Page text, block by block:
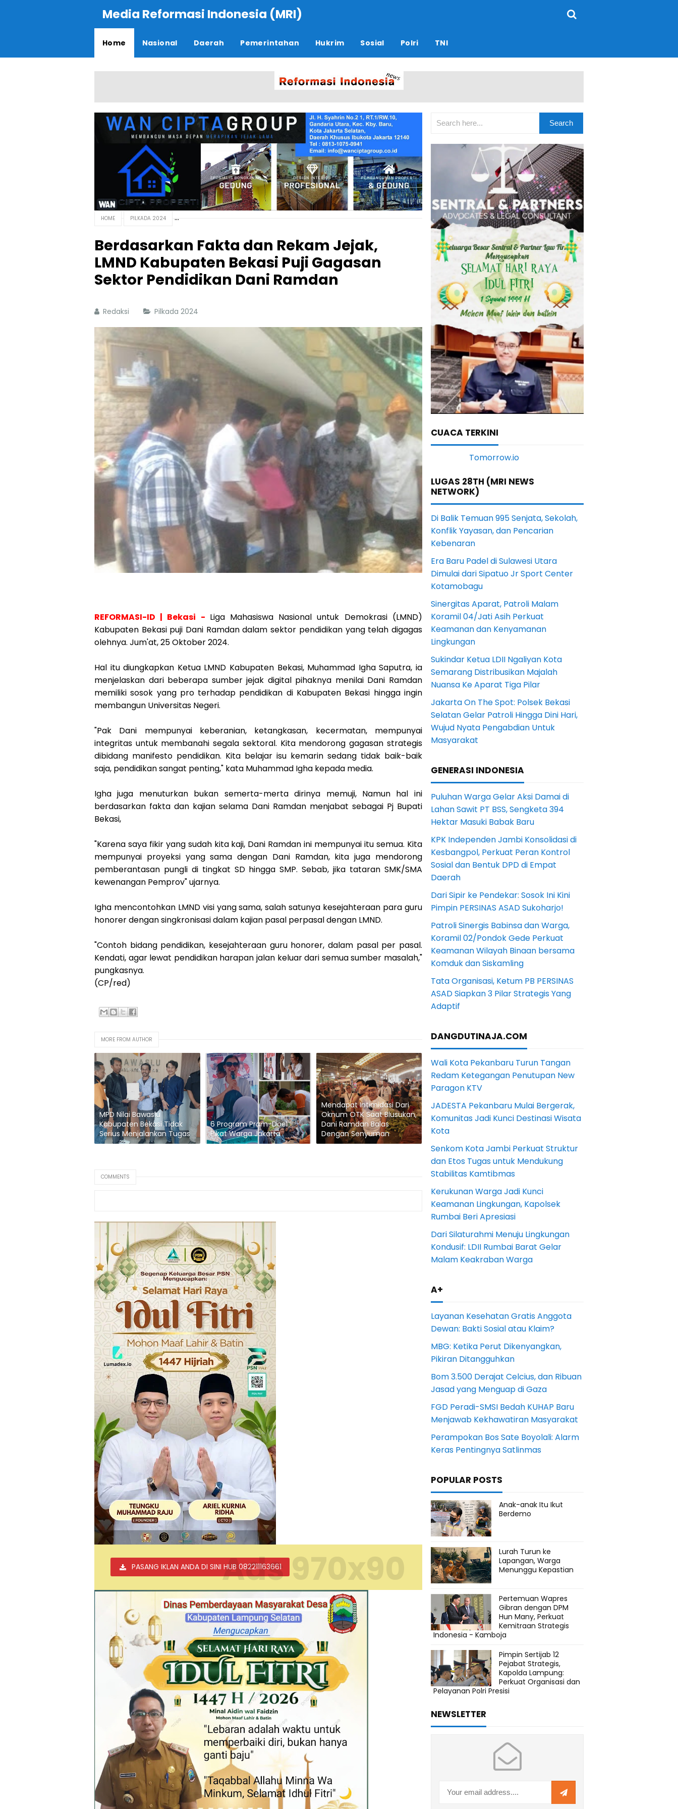
Media Reformasi Indonesia (MRI)
Home Nasional Daerah Pemerintahan Hukrim Sosial Polri TNI
HOME PILKADA 2024
Berdasarkan Fakta dan Rekam Jejak,
LMND Kabupaten Bekasi Puji Gagasan
Sektor Pendidikan Dani Ramdan
Redaksi Pilkada 2024
REFORMASI-ID | Bekasi - Liga Mahasiswa Nasional untuk Demokrasi (LMND)
Kabupaten Bekasi puji Dani Ramdan dalam sektor pendidikan yang telah digagas
olehnya. Jum'at, 25 Oktober 2024.
Hal itu diungkapkan Ketua LMND Kabupaten Bekasi, Muhammad Igha Saputra, ia
menjelaskan dari beberapa sumber jejak digital pihaknya menilai Dani Ramdan
memiliki sosok yang pro terhadap pendidikan di Kabupaten Bekasi hingga ingin
membangun Universitas Negeri.
"Pak Dani mempunyai keberanian, ketangkasan, kecermatan, mempunyai
integritas untuk membanahi segala sektoral. Kita mendorong gagasan strategis
dibidang manifesto pendidikan. Kita belajar isu kemarin sedang tidak baik-baik
saja, pendidikan sangat penting," kata Muhammad Igha kepada media.
Igha juga menuturkan bukan semerta-merta dirinya memuji, Namun hal ini
berdasarkan fakta dan kajian selama Dani Ramdan menjabat sebagai Pj Bupati
Bekasi,
"Karena saya fikir yang sudah kita kaji, Dani Ramdan ini mempunyai itu semua. Kita
mempunyai proyeksi yang sama dengan Dani Ramdan, kita juga mendorong
pemberantasan pungli di tingkat SD hingga SMP. Sebab, jika tataran SMK/SMA
kewenangan Pemprov" ujarnya.
Igha mencontohkan LMND visi yang sama, salah satunya kesejahteraan para guru
honorer dengan singkronisasi dalam kajian pasal perpasal dengan LMND.
"Contoh bidang pendidikan, kesejahteraan guru honorer, dalam pasal per pasal.
Kendati, agar lewat pendidikan harapan jalan keluar dari semua sumber masalah,"
pungkasnya.
(CP/red)
MORE FROM AUTHOR
MPD Nilai Bawaslu
Kabupaten Bekasi Tidak
Serius Menjalankan Tugas
6 Program Pram-Doel
Pikat Warga Jakarta
Mendapat Intimidasi Dari
Oknum OTK Saat Blusukan,
Dani Ramdan Balas
Dengan Senyuman
COMMENTS
PASANG IKLAN ANDA DI SINI HUB 082211163661Ads 970x90
CUACA TERKINI
LUGAS 28TH (MRI NEWS
NETWORK)
Di Balik Temuan 995 Senjata, Sekolah,
Konflik Yayasan, dan Pencarian
Kebenaran
Era Baru Padel di Sulawesi Utara
Dimulai dari Sipatuo Jr Sport Center
Kotamobagu
Sinergitas Aparat, Patroli Malam
Koramil 04/Jati Asih Perkuat
Keamanan dan Kenyamanan
Lingkungan
Sukindar Ketua LDII Ngaliyan Kota
Semarang Distribusikan Majalah
Nuansa Ke Aparat Tiga Pilar
Jakarta On The Spot: Polsek Bekasi
Selatan Gelar Patroli Hingga Dini Hari,
Wujud Nyata Pengabdian Untuk
Masyarakat
GENERASI INDONESIA
Puluhan Warga Gelar Aksi Damai di
Lahan Sawit PT BSS, Sengketa 394
Hektar Masuki Babak Baru
KPK Independen Jambi Konsolidasi di
Kesbangpol, Perkuat Peran Kontrol
Sosial dan Bentuk DPD di Empat
Daerah
Dari Sipir ke Pendekar: Sosok Ini Kini
Pimpin PERSINAS ASAD Sukoharjo!
Patroli Sinergis Babinsa dan Warga,
Koramil 02/Pondok Gede Perkuat
Keamanan Wilayah Binaan bersama
Komduk dan Siskamling
Tata Organisasi, Ketum PB PERSINAS
ASAD Siapkan 3 Pilar Strategis Yang
Adaptif
DANGDUTINAJA.COM
Wali Kota Pekanbaru Turun Tangan
Redam Ketegangan Penutupan New
Paragon KTV
JADESTA Pekanbaru Mulai Bergerak,
Komunitas Jadi Kunci Destinasi Wisata
Kota
Senkom Kota Jambi Perkuat Struktur
dan Etos Tugas untuk Mendukung
Stabilitas Kamtibmas
Kerukunan Warga Jadi Kunci
Keamanan Lingkungan, Kapolsek
Rumbai Beri Apresiasi
Dari Silaturahmi Menuju Lingkungan
Kondusif: LDII Rumbai Barat Gelar
Malam Keakraban Warga
A+
Layanan Kesehatan Gratis Anggota
Dewan: Bakti Sosial atau Klaim?
MBG: Ketika Perut Dikenyangkan,
Pikiran Ditangguhkan
Bom 3.500 Derajat Celcius, dan Ribuan
Jasad yang Menguap di Gaza
FGD Peradi-SMSI Bedah KUHAP Baru
Menjawab Kekhawatiran Masyarakat
Perampokan Bos Sate Boyolali: Alarm
Keras Pentingnya Satlinmas
POPULAR POSTS
Anak-anak Itu Ikut
Berdemo
Lurah Turun ke
Lapangan, Warga
Menunggu Kepastian
Pertemuan Wapres
Gibran dengan DPM
Hun Many, Perkuat
Kemitraan Strategis
Indonesia - Kamboja
Pimpin Sertijab 12
Pejabat Strategis,
Kapolda Lampung:
Perkuat Organisasi dan
Pelayanan Polri Presisi
NEWSLETTER